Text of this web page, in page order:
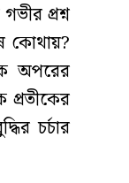
প্রশ্ন
কোথায়?
অপরের
চর্চার